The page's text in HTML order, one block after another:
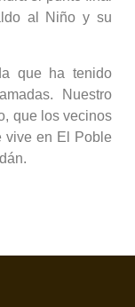
al Niño y su
que ha tenido
Nuestro
que los vecinos
vive en El Poble